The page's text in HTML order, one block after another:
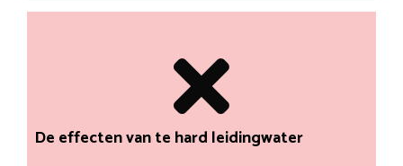
De effecten van te hard leidingwater